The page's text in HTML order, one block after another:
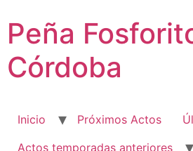
contenido
Peña
Córdoba
Inicio Próximos Actos
Actos temporadas anteriores